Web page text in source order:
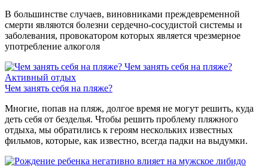
В большинстве случаев, виновниками преждевременной
смерти являются болезни сердечно-сосудистой системы и
заболевания, провокатором которых является чрезмерное
употребление алкоголя
Чем занять себя на пляже?
Активный отдых
Чем занять себя на пляже?
Многие, попав на пляж, долгое время не могут решить, куда
деть себя от безделья. Чтобы решить проблему пляжного
отдыха, мы обратились к героям нескольких известных
фильмов, которые, как известно, всегда падки на выдумки.